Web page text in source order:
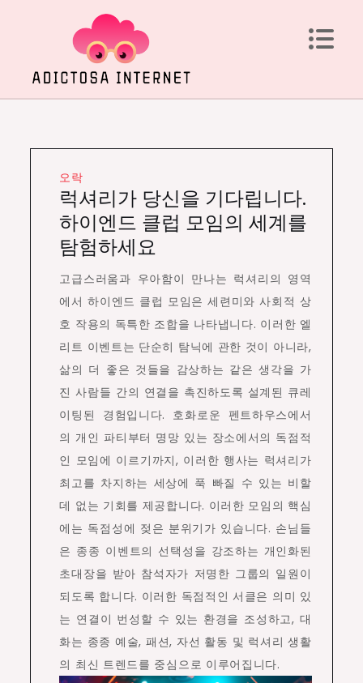
Adictosa Internet
오락
럭셔리가 당신을 기다립니다.
하이엔드 클럽 모임의 세계를
탐험하세요
고급스러움과 우아함이 만나는 럭셔리의 영역
에서 하이엔드 클럽 모임은 세련미와 사회적 상
호 작용의 독특한 조합을 나타냅니다. 이러한 엘
리트 이벤트는 단순히 탐닉에 관한 것이 아니라,
삶의 더 좋은 것들을 감상하는 같은 생각을 가
진 사람들 간의 연결을 촉진하도록 설계된 큐레
이팅된 경험입니다. 호화로운 펜트하우스에서
의 개인 파티부터 명망 있는 장소에서의 독점적
인 모임에 이르기까지, 이러한 행사는 럭셔리가
최고를 차지하는 세상에 푹 빠질 수 있는 비할
데 없는 기회를 제공합니다. 이러한 모임의 핵심
에는 독점성에 젖은 분위기가 있습니다. 손님들
은 종종 이벤트의 선택성을 강조하는 개인화된
초대장을 받아 참석자가 저명한 그룹의 일원이
되도록 합니다. 이러한 독점적인 서클은 의미 있
는 연결이 번성할 수 있는 환경을 조성하고, 대
화는 종종 예술, 패션, 자선 활동 및 럭셔리 생활
의 최신 트렌드를 중심으로 이루어집니다.